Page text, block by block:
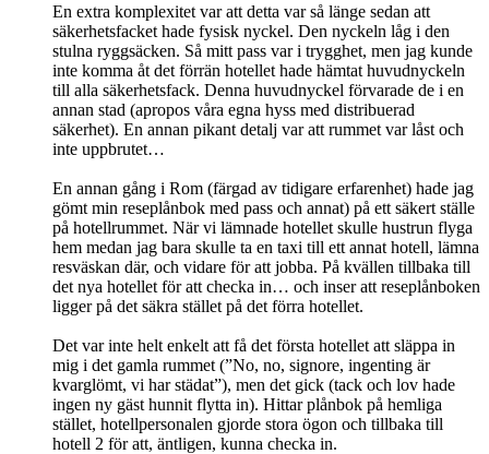
En extra komplexitet var att detta var så länge sedan att
säkerhetsfacket hade fysisk nyckel. Den nyckeln låg i den
stulna ryggsäcken. Så mitt pass var i trygghet, men jag kunde
inte komma åt det förrän hotellet hade hämtat huvudnyckeln
till alla säkerhetsfack. Denna huvudnyckel förvarade de i en
annan stad (apropos våra egna hyss med distribuerad
säkerhet). En annan pikant detalj var att rummet var låst och
inte uppbrutet…
En annan gång i Rom (färgad av tidigare erfarenhet) hade jag
gömt min reseplånbok med pass och annat) på ett säkert ställe
på hotellrummet. När vi lämnade hotellet skulle hustrun flyga
hem medan jag bara skulle ta en taxi till ett annat hotell, lämna
resväskan där, och vidare för att jobba. På kvällen tillbaka till
det nya hotellet för att checka in… och inser att reseplånboken
ligger på det säkra stället på det förra hotellet.
Det var inte helt enkelt att få det första hotellet att släppa in
mig i det gamla rummet (”No, no, signore, ingenting är
kvarglömt, vi har städat”), men det gick (tack och lov hade
ingen ny gäst hunnit flytta in). Hittar plånbok på hemliga
stället, hotellpersonalen gjorde stora ögon och tillbaka till
hotell 2 för att, äntligen, kunna checka in.